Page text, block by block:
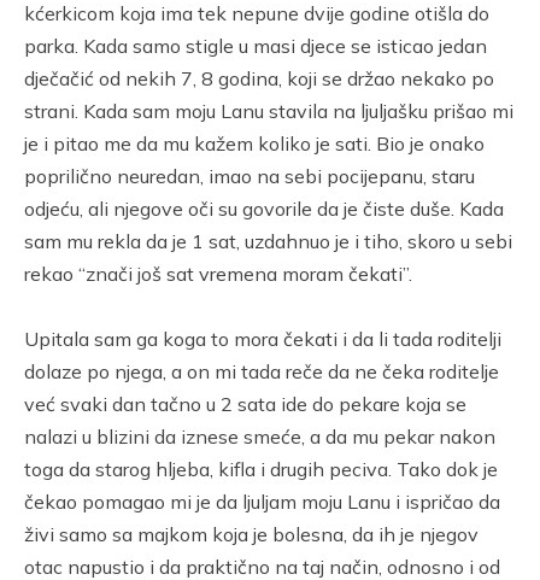
kćerkicom koja ima tek nepune dvije godine otišla do
parka. Kada samo stigle u masi djece se isticao jedan
dječačić od nekih 7, 8 godina, koji se držao nekako po
strani. Kada sam moju Lanu stavila na ljuljašku prišao mi
je i pitao me da mu kažem koliko je sati. Bio je onako
poprilično neuredan, imao na sebi pocijepanu, staru
odjeću, ali njegove oči su govorile da je čiste duše. Kada
sam mu rekla da je 1 sat, uzdahnuo je i tiho, skoro u sebi
rekao “znači još sat vremena moram čekati”.
Upitala sam ga koga to mora čekati i da li tada roditelji
dolaze po njega, a on mi tada reče da ne čeka roditelje
već svaki dan tačno u 2 sata ide do pekare koja se
nalazi u blizini da iznese smeće, a da mu pekar nakon
toga da starog hljeba, kifla i drugih peciva. Tako dok je
čekao pomagao mi je da ljuljam moju Lanu i ispričao da
živi samo sa majkom koja je bolesna, da ih je njegov
otac napustio i da praktično na taj način, odnosno i od